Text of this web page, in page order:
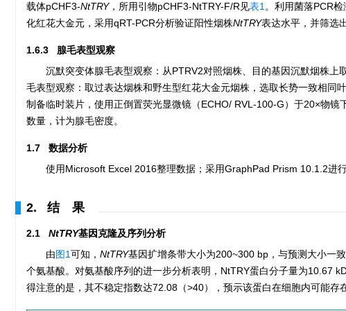
载体pCHF3-NtTRY，所用引物pCHF3-NtTRY-F/R见表1 。利用菌落PCR
化红花大金元，采用qRT-PCR分析验证阳性烟株NtTRY表达水平，并筛选
1.6.3 腺毛表型观察
沉默突变体腺毛表型观察：从PTRV2对照烟株、目的基因沉默烟株
毛表型观察：取过表达烟株和野生型红花大金元烟株，选取长势一致相
制备临时装片，使用正倒置荧光显微镜（ECHO/ RVL-100-G）于20×物
数量，计为腺毛密度。
1.7 数据分析
使用Microsoft Excel 2016整理数据；采用GraphPad Prism 10.1.2进
2. 结 果
2.1 NtTRY基因克隆及序列分析
由图1可知， NtTRY基因扩增条带大小为200~300 bp，与预测大小一
个氨基酸。对氨基酸序列的进一步分析表明，NtTRY蛋白分子量为10.67
得注意的是，其不稳定指数达72.08（>40），预示该蛋白在细胞内可能存